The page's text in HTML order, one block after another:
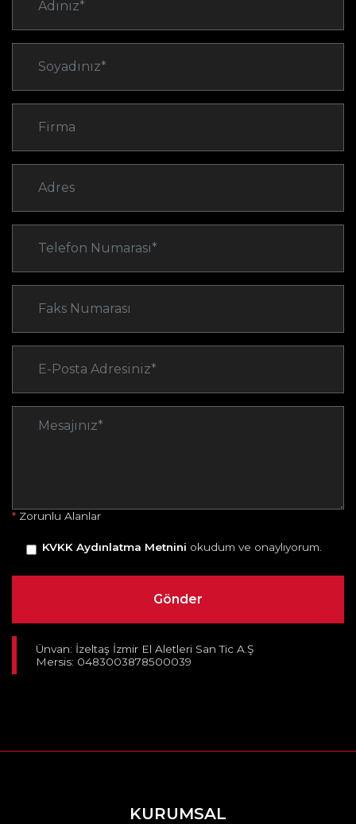
* Zorunlu Alanlar
KVKK Aydınlatma Metnini okudum ve onaylıyorum.
Ünvan: İzeltaş İzmir El Aletleri San Tic A.Ş
Mersis: 0483003878500039
KURUMSAL